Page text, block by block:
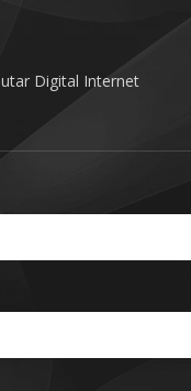
Digital Internet